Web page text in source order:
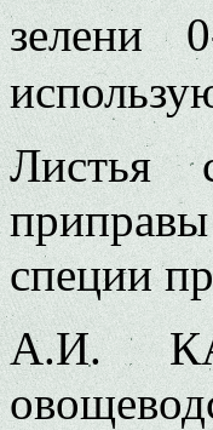
зелени
Листья
специи
А.И.